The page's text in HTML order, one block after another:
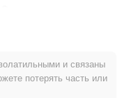
с целью создания
инновационных
командой энтузиастов
и связаны
потерять часть или